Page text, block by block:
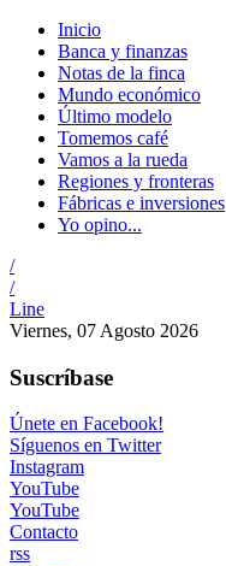
Inicio
Banca y finanzas
Notas de la finca
Mundo económico
Último modelo
Tomemos café
Vamos a la rueda
Regiones y fronteras
Fábricas e inversiones
Yo opino...
/
/
Line
Viernes, 07 Agosto 2026
Suscríbase
Únete en Facebook!
Síguenos en Twitter
Instagram
YouTube
YouTube
Contacto
rss